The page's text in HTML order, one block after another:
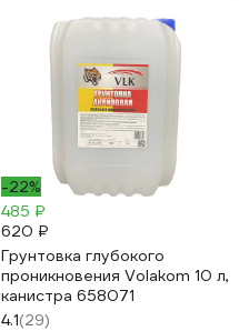
-22%
485 ₽
620 ₽
Грунтовка глубокого
проникновения Volakom 10 л,
канистра 658071
4.1(29)